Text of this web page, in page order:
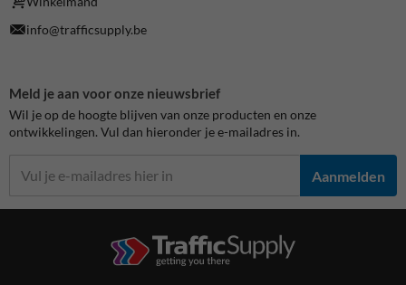
info@trafficsupply.be
Meld je aan voor onze nieuwsbrief
Wil je op de hoogte blijven van onze producten en onze
ontwikkelingen. Vul dan hieronder je e-mailadres in.
Aanmelden